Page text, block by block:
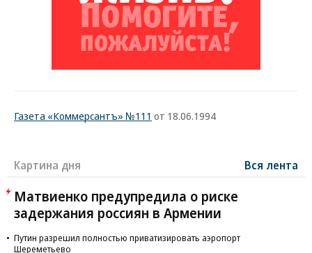
Газета «Коммерсантъ» №111 от 18.06.1994
Картина дня Вся лента
Матвиенко предупредила о риске
задержания россиян в Армении
Путин разрешил полностью приватизировать аэропорт
Шереметьево